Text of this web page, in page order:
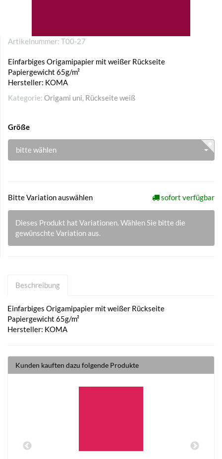
Artikelnummer: T00-27
Einfarbiges Origamipapier mit weißer Rückseite
Papiergewicht 65g/m²
Hersteller: KOMA
Kategorie: Origami uni, Rückseite weiß
Größe
bitte wählen
Bitte Variation auswählen sofort verfügbar
Dieses Produkt hat Variationen. Wählen Sie bitte die
gewünschte Variation aus.
Beschreibung
Einfarbiges Origamipapier mit weißer Rückseite
Papiergewicht 65g/m²
Hersteller: KOMA
Kunden kauften dazu folgende Produkte